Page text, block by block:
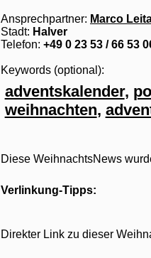
Ansprechpartner: Marco
Stadt: Halver
Telefon: +49 0 23 53 / 66 53
Keywords (optional):
adventskalender,
weihnachten,
Diese WeihnachtsNews
Verlinkung-Tipps:
Direkter Link zu dieser